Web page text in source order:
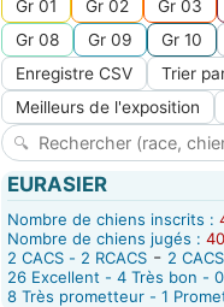
Enregistre CSV
Trier
Meilleurs de l'exposition
Gr 01 Gr 02 Gr 03
Gr 08
Gr 09 Gr 10
EURASIER
Nombre de chiens inscrits :
Nombre de chiens jugés : 40
2 CACS - 2 RCACS - 2
26 Excellent - 4 Très bon -
8 Très prometteur - 1